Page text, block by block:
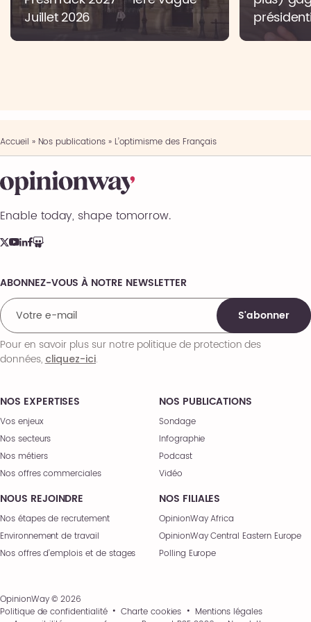
Juillet 2026
Accueil » Nos publications» L’optimisme des Français
Enable today, shape tomorrow.
NOS EXPERTISES
Vos enjeux
Nos secteurs
Nos métiers
Nos offres commerciales
NOS PUBLICATIONS
Sondage
Infographie
Podcast
Vidéo
NOUS REJOINDRE
Nos étapes de recrutement
Environnement de travail
Nos offres d’emplois et de stages
NOS FILIALES
OpinionWay Africa
OpinionWay Central Eastern Europe
Polling Europe
Comments
ABONNEZ-VOUS À NOTRE NEWSLETTER
S'abonner
Pour en savoir plus sur notre politique de protection des
données,cliquez-ici.
OpinionWay © 2026
Politique de confidentialité
Charte cookies
Mentions légales